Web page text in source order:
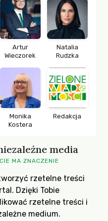
Artur
Wieczorek
Natalia
Rudzka
Monika
Kostera
Redakcja
media
MA ZNACZENIE
rzetelne treści
Dzięki Tobie
rzetelne treści i
medium.